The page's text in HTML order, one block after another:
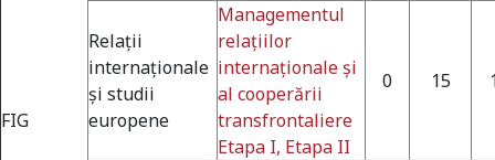
FIG
Relaţii
internaţionale
şi studii
europene
Managementul
relaţiilor
internaţionale şi
al cooperării
transfrontaliere
Etapa I, Etapa II
0 15